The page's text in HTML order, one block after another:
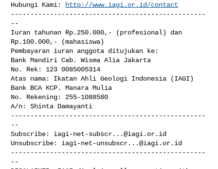
Hubungi Kami:
http://www.iagi.or.id/contact
--------------------------------------------------
--
Iuran tahunan Rp.250.000,- (profesional) dan
Rp.100.000,- (mahasiswa)
Pembayaran iuran anggota ditujukan ke:
Bank Mandiri Cab. Wisma Alia Jakarta
No. Rek: 123 0085005314
Atas nama: Ikatan Ahli Geologi Indonesia (IAGI)
Bank BCA KCP. Manara Mulia
No. Rekening: 255-1088580
A/n: Shinta Damayanti
--------------------------------------------------
--
Subscribe: iagi-net-subscr...@iagi.or.id
Unsubscribe: iagi-net-unsubscr...@iagi.or.id
--------------------------------------------------
--